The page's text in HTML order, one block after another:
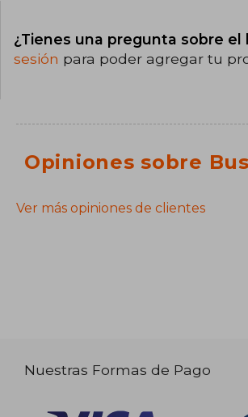
¿Tienes una pregunta sobre el
sesión para poder agregar tu
Opiniones sobre
Ver más opiniones de clientes
Nuestras Formas de Pago